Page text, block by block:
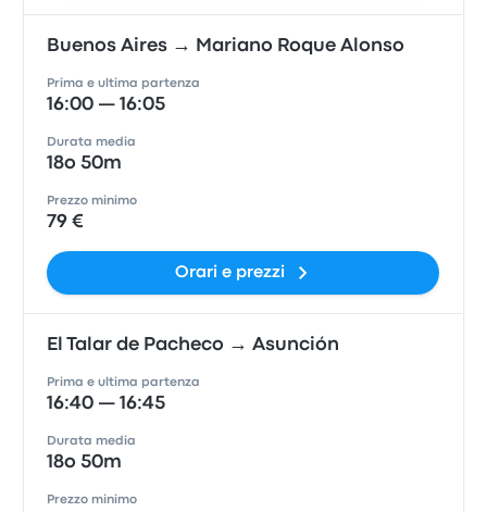
Buenos Aires → Mariano Roque Alonso
Prima e ultima partenza
16:00 — 16:05
Durata media
18o 50m
Prezzo minimo
79 €
Orari e prezzi
El Talar de Pacheco → Asunción
Prima e ultima partenza
16:40 — 16:45
Durata media
18o 50m
Prezzo minimo